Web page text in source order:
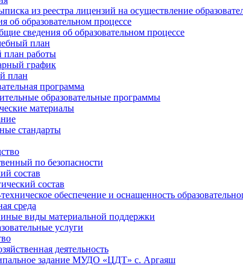
из реестра лицензий на осуществление
об образовательном процессе
сведения об образовательном процессе
план
план работы
график
план
программа
образовательные программы
материалы
стандарты
по безопасности
состав
состав
обеспечение и оснащенность
среда
виды материальной поддержки
услуги
деятельность
задание МУДО «ЦДТ» с. Аргаяш